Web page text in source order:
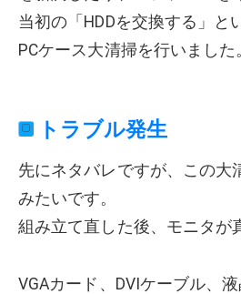
当初の「HDDを交換する」と
PCケース大清掃を行いました
トラブル発生
先にネタバレですが、この大
みたいです。
組み立て直した後、モニタが
VGAカード、DVIケーブル、